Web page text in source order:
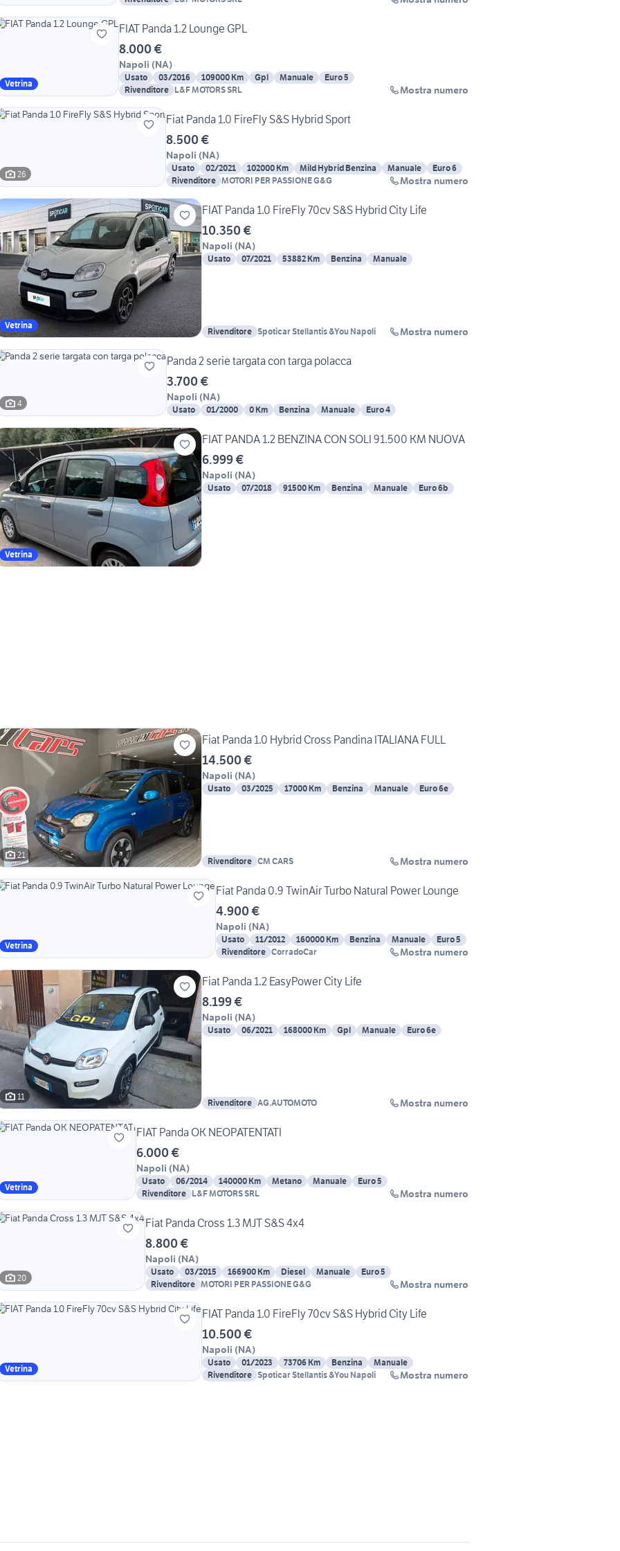
Vetrina
FIAT Panda 1.2 Lounge GPL
8.000 €
Napoli (NA)
Usato 03/2016 109000 Km Gpl Manuale
Euro 5
Rivenditore L&F MOTORS SRL Mostra numero
26
Fiat Panda 1.0 FireFly S&S Hybrid Sport
8.500 €
Napoli (NA)
Usato 02/2021 102000 Km Mild Hybrid Benzina Manuale
Euro 6
Rivenditore MOTORI PER PASSIONE G&G Mostra numero
Vetrina
FIAT Panda 1.0 FireFly 70cv S&S Hybrid City Life
10.350 €
Napoli (NA)
Usato 07/2021 53882 Km Benzina Manuale
Rivenditore Spoticar Stellantis &You Napoli Mostra numero
4
Panda 2 serie targata con targa polacca
3.700 €
Napoli (NA)
Usato 01/2000 0 Km Benzina Manuale Euro 4
Vetrina
FIAT PANDA 1.2 BENZINA CON SOLI 91.500 KM NUOVA
6.999 €
Napoli (NA)
Usato 07/2018 91500 Km Benzina Manuale Euro 6b
21
Fiat Panda 1.0 Hybrid Cross Pandina ITALIANA FULL
14.500 €
Napoli (NA)
Usato 03/2025 17000 Km Benzina Manuale Euro 6e
Rivenditore CM CARS Mostra numero
Vetrina
Fiat Panda 0.9 TwinAir Turbo Natural Power Lounge
4.900 €
Napoli (NA)
Usato 11/2012 160000 Km Benzina Manuale
Euro 5
Rivenditore CorradoCar Mostra numero
11
Fiat Panda 1.2 EasyPower City Life
8.199 €
Napoli (NA)
Usato 06/2021 168000 Km Gpl Manuale Euro 6e
Rivenditore AG.AUTOMOTO Mostra numero
Vetrina
FIAT Panda OK NEOPATENTATI
6.000 €
Napoli (NA)
Usato 06/2014 140000 Km Metano Manuale
Euro 5
Rivenditore L&F MOTORS SRL Mostra numero
20
Fiat Panda Cross 1.3 MJT S&S 4x4
8.800 €
Napoli (NA)
Usato 03/2015 166900 Km Diesel Manuale
Euro 5
Rivenditore MOTORI PER PASSIONE G&G Mostra numero
Vetrina
FIAT Panda 1.0 FireFly 70cv S&S Hybrid City Life
10.500 €
Napoli (NA)
Usato 01/2023 73706 Km Benzina
Manuale
Rivenditore Spoticar Stellantis &You Napoli Mostra numero